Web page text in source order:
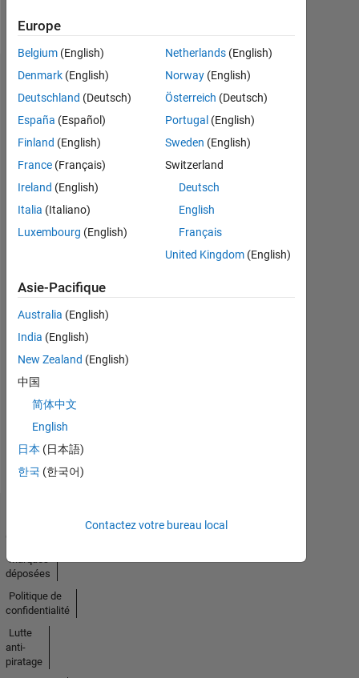
Tableau de bord
Feeds
Pas
d'activité
Europe
Belgium (English)
Denmark (English)
Deutschland (Deutsch)
España (Español)
Finland (English)
France (Français)
Ireland (English)
Italia (Italiano)
Luxembourg (English)
Netherlands(English)
Norway(English)
Österreich (Deutsch)
Portugal (English)
Sweden (English)
Switzerland
Deutsch
English
Français
United Kingdom(English)
Asie-Pacifique
Australia (English)
India (English)
New Zealand (English)
中国
简体中文
English
日本 (日本語)
한국 (한국어)
Contactez votre bureau local
Marques
déposées
Politique de
confidentialité
Lutte
anti-
piratage